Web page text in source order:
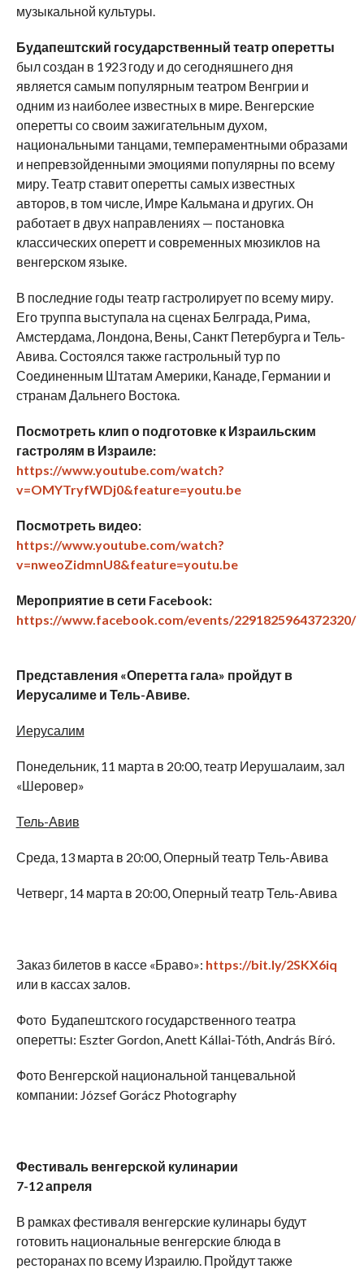
музыкальной культуры.
Будапештский государственный театр оперетты
был создан в 1923 году и до сегодняшнего дня
является самым популярным театром Венгрии и
одним из наиболее известных в мире. Венгерские
оперетты со своим зажигательным духом,
национальными танцами, темпераментными образами
и непревзойденными эмоциями популярны по всему
миру. Театр ставит оперетты самых известных
авторов, в том числе, Имре Кальмана и других. Он
работает в двух направлениях — постановка
классических оперетт и современных мюзиклов на
венгерском языке.
В последние годы театр гастролирует по всему миру.
Его труппа выступала на сценах Белграда, Рима,
Амстердама, Лондона, Вены, Санкт Петербурга и Тель-
Авива. Состоялся также гастрольный тур по
Соединенным Штатам Америки, Канаде, Германии и
странам Дальнего Востока.
Посмотреть клип о подготовке к Израильским
гастролям в Израиле:
https://www.youtube.com/watch?
v=OMYTryfWDj0&feature=youtu.be
Посмотреть видео:
https://www.youtube.com/watch?
v=nweoZidmnU8&feature=youtu.be
Мероприятие в сети Facebook:
https://www.facebook.com/events/2291825964372320/
Представления «Оперетта гала» пройдут в
Иерусалиме и Тель-Авиве.
Иерусалим
Понедельник, 11 марта в 20:00, театр Иерушалаим, зал
«Шеровер»
Тель-Авив
Среда, 13 марта в 20:00, Оперный театр Тель-Авива
Четверг, 14 марта в 20:00, Оперный театр Тель-Авива
Заказ билетов в кассе «Браво»: https://bit.ly/2SKX6iq
или в кассах залов.
Фото Будапештского государственного театра
оперетты: Eszter Gordon, Anett Kállai-Tóth, András Bíró.
Фото Венгерской национальной танцевальной
компании: József Gorácz Photography
Фестиваль венгерской кулинарии
7-12 апреля
В рамках фестиваля венгерские кулинары будут
готовить национальные венгерские блюда в
ресторанах по всему Израилю. Пройдут также